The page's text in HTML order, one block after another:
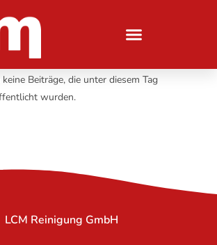
Beiträge, die unter diesem Tag
wurden.
LCM Reinigung GmbH